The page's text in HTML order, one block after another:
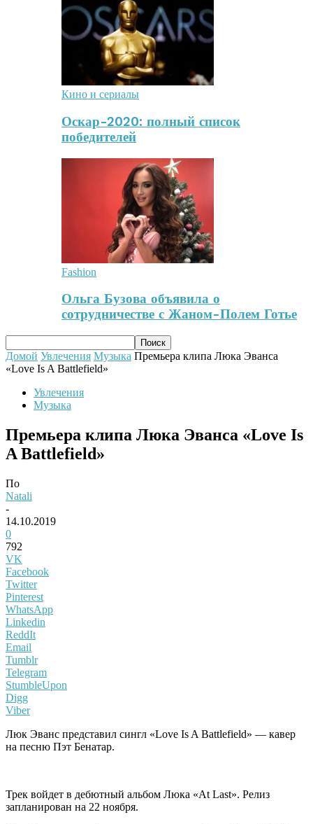
Кино и сериалы
Оскар-2020: полный список
победителей
Fashion
Ольга Бузова объявила о
сотрудничестве с Жаном-Полем Готье
Домой Увлечения Музыка Премьера клипа Люка Эванса
«Love Is A Battlefield»
Увлечения
Музыка
Премьера клипа Люка Эванса «Love Is
A Battlefield»
По
Natali
-
14.10.2019
0
792
VK
Facebook
Twitter
Pinterest
WhatsApp
Linkedin
ReddIt
Email
Tumblr
Telegram
StumbleUpon
Digg
Viber
Люк Эванс представил сингл «Love Is A Battlefield» — кавер
на песню Пэт Бенатар.
Трек войдет в дебютный альбом Люка «At Last». Релиз
запланирован на 22 ноября.